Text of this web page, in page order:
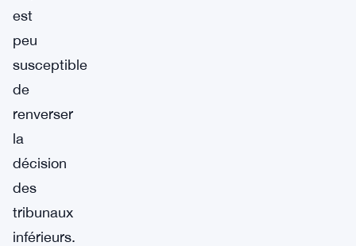
est
peu
susceptible
de
renverser
la
décision
des
tribunaux
inférieurs.